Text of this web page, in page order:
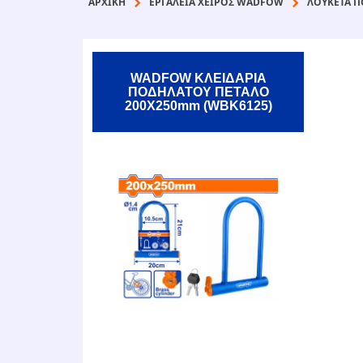
WADFOW ΚΛΕΙΔΑΡΙΑ
ΠΟΔΗΛΑΤΟΥ ΠΕΤΑΛΟ
200Χ250mm (WBK6125)